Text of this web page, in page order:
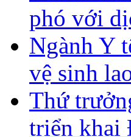
phó với
Ngành Y
vệ sinh
Thứ
triển khai